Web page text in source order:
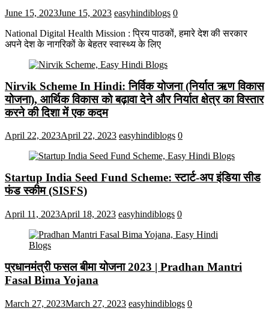
June 15, 2023June 15, 2023 easyhindiblogs 0
National Digital Health Mission : प्रिय पाठकों, हमारे देश की सरकार
अपने देश के नागरिकों के बेहतर स्वास्थ्य के लिए
Nirvik Scheme In Hindi: निर्विक योजना (निर्यात ऋण विकास
योजना), आर्थिक विकास को बढ़ावा देने और निर्यात क्षेत्र का विस्तार
करने की दिशा में एक कदम
April 22, 2023April 22, 2023 easyhindiblogs 0
Startup India Seed Fund Scheme: स्टार्ट-अप इंडिया सीड
फंड स्कीम (SISFS)
April 11, 2023April 18, 2023 easyhindiblogs 0
प्रधानमंत्री फसल बीमा योजना 2023 | Pradhan Mantri
Fasal Bima Yojana
March 27, 2023March 27, 2023 easyhindiblogs 0